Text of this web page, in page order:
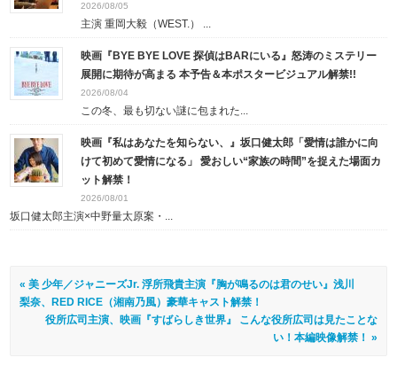
2026/08/05
主演 重岡大毅（WEST.） ...
映画『BYE BYE LOVE 探偵はBARにいる』怒涛のミステリー
展開に期待が高まる 本予告＆本ポスタービジュアル解禁!!
2026/08/04
この冬、最も切ない謎に包まれた...
映画『私はあなたを知らない、』坂口健太郎「愛情は誰かに向
けて初めて愛情になる」 愛おしい“家族の時間”を捉えた場面カ
ット解禁！
2026/08/01
坂口健太郎主演×中野量太原案・...
« 美 少年／ジャニーズJr. 浮所飛貴主演『胸が鳴るのは君のせい』浅川
梨奈、RED RICE（湘南乃風）豪華キャスト解禁！
役所広司主演、映画『すばらしき世界』 こんな役所広司は見たことな
い！本編映像解禁！ »